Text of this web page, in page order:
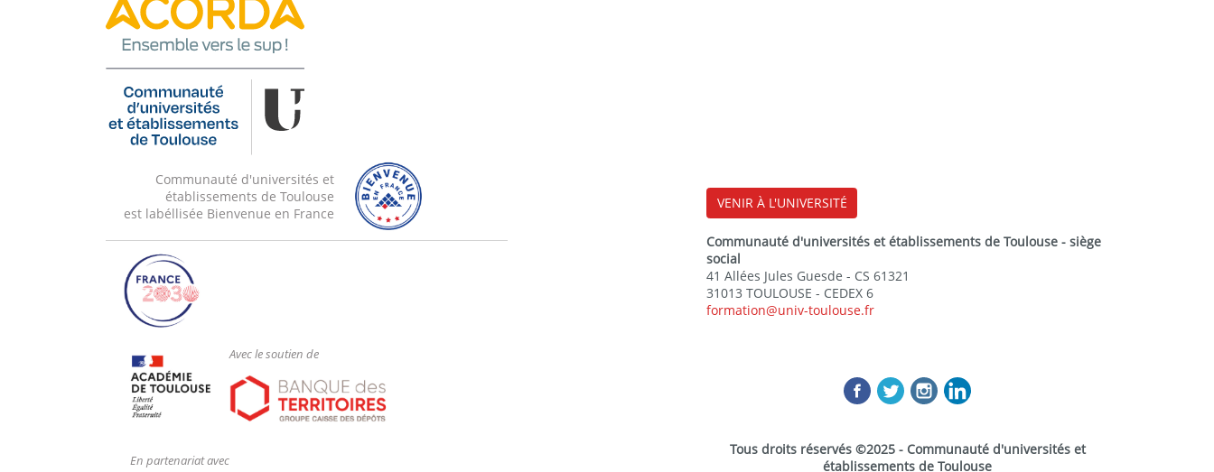
Communauté d'universités et
établissements de Toulouse
est labéllisée Bienvenue en France
Avec le soutien de
En partenariat avec
VENIR À L'UNIVERSITÉ
Communauté d'universités et établissements de Toulouse - siège
social
41 Allées Jules Guesde - CS 61321
31013 TOULOUSE - CEDEX 6
formation@univ-toulouse.fr
Tous droits réservés ©2025 - Communauté d'universités et
établissements de Toulouse